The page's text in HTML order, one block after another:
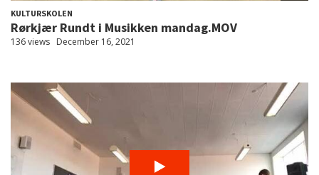
KULTURSKOLEN
Rørkjær Rundt i Musikken mandag.MOV
136 views December 16, 2021